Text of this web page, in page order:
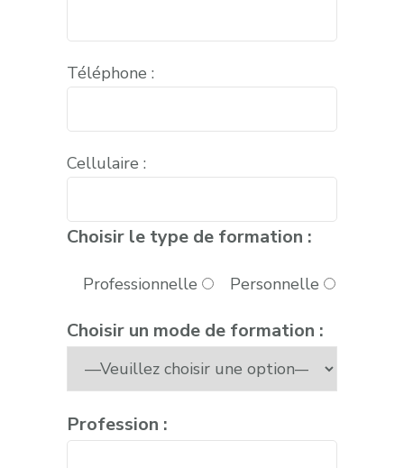
Téléphone :
Cellulaire :
Choisir le type de formation :
Professionnelle Personnelle
Choisir un mode de formation :
Profession :